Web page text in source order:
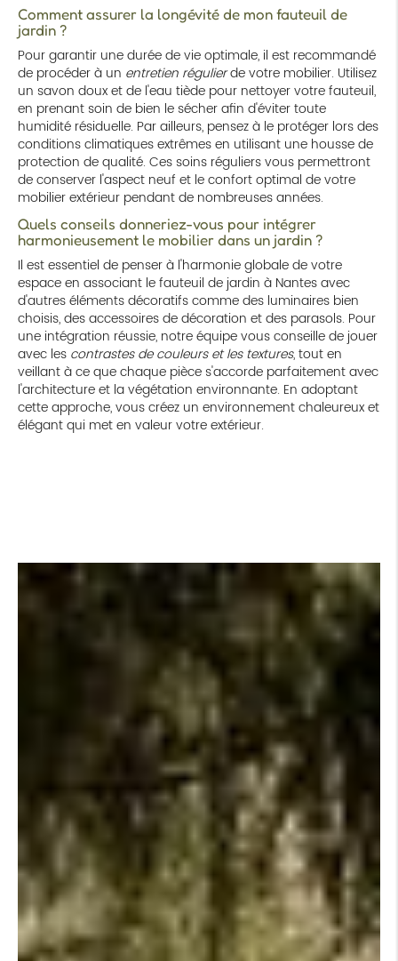
Comment assurer la longévité de mon fauteuil de
jardin ?
Pour garantir une durée de vie optimale, il est recommandé
de procéder à un entretien régulierde votre mobilier. Utilisez
un savon doux et de l'eau tiède pour nettoyer votre fauteuil,
en prenant soin de bien le sécher afin d'éviter toute
humidité résiduelle. Par ailleurs, pensez à le protéger lors des
conditions climatiques extrêmes en utilisant une housse de
protection de qualité. Ces soins réguliers vous permettront
de conserver l'aspect neuf et le confort optimal de votre
mobilier extérieur pendant de nombreuses années.
Quels conseils donneriez-vous pour intégrer
harmonieusement le mobilier dans un jardin ?
Il est essentiel de penser à l'harmonie globale de votre
espace en associant le fauteuil de jardin à Nantes avec
d'autres éléments décoratifs comme des luminaires bien
choisis, des accessoires de décoration et des parasols. Pour
une intégration réussie, notre équipe vous conseille de jouer
avec les contrastes de couleurs et les textures, tout en
veillant à ce que chaque pièce s'accorde parfaitement avec
l'architecture et la végétation environnante. En adoptant
cette approche, vous créez un environnement chaleureux et
élégant qui met en valeur votre extérieur.